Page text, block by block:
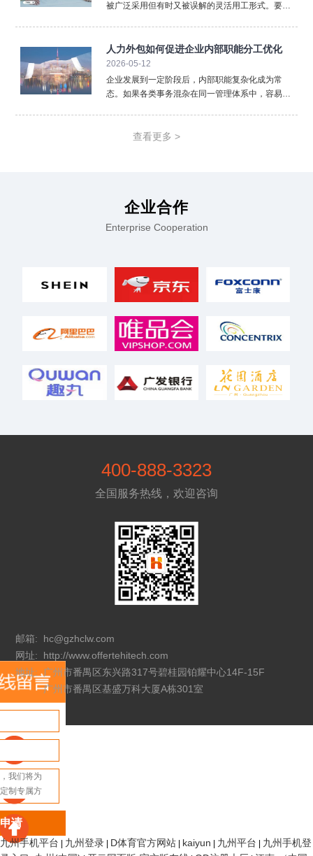
被广泛采用但有时又被误解的灵活用工形式。要准
别。从法律层面看，劳务派遣是指依法设立的劳务
派遣单位（即用人单位
人力外包如何促进企业内部职能分工优化
2026-05-12
企业发展到一定阶段后，内部职能复杂化成为常
态。如果各类事务混杂在同一管理体系中，容易降
企业可以将标准化、重复性强的人事事务外置。薪
查看更多 >
企业合作
Enterprise Cooperation
400-888-3323
全国服务热线，欢迎咨询
邮箱:
hc@gzhclw.com
网址:
http://www.offertehitech.com
地址:
广州市番禺区东兴路317号碧桂园铂耀中心14F-15F
广州市番禺区基盛万科大厦A栋301室
请
九州手机平台 九州登录 D体育官方网站 kaiyun 九州平台
九州手机登